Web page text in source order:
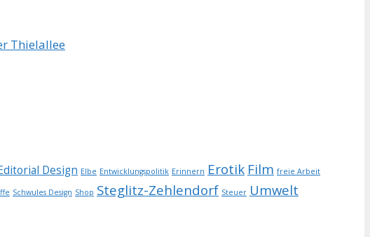
Thielallee
Design Elbe Entwicklungspolitik Erinnern Erotik Film freie Arbeit
Schwules Design Shop Steglitz-Zehlendorf Steuer Umwelt